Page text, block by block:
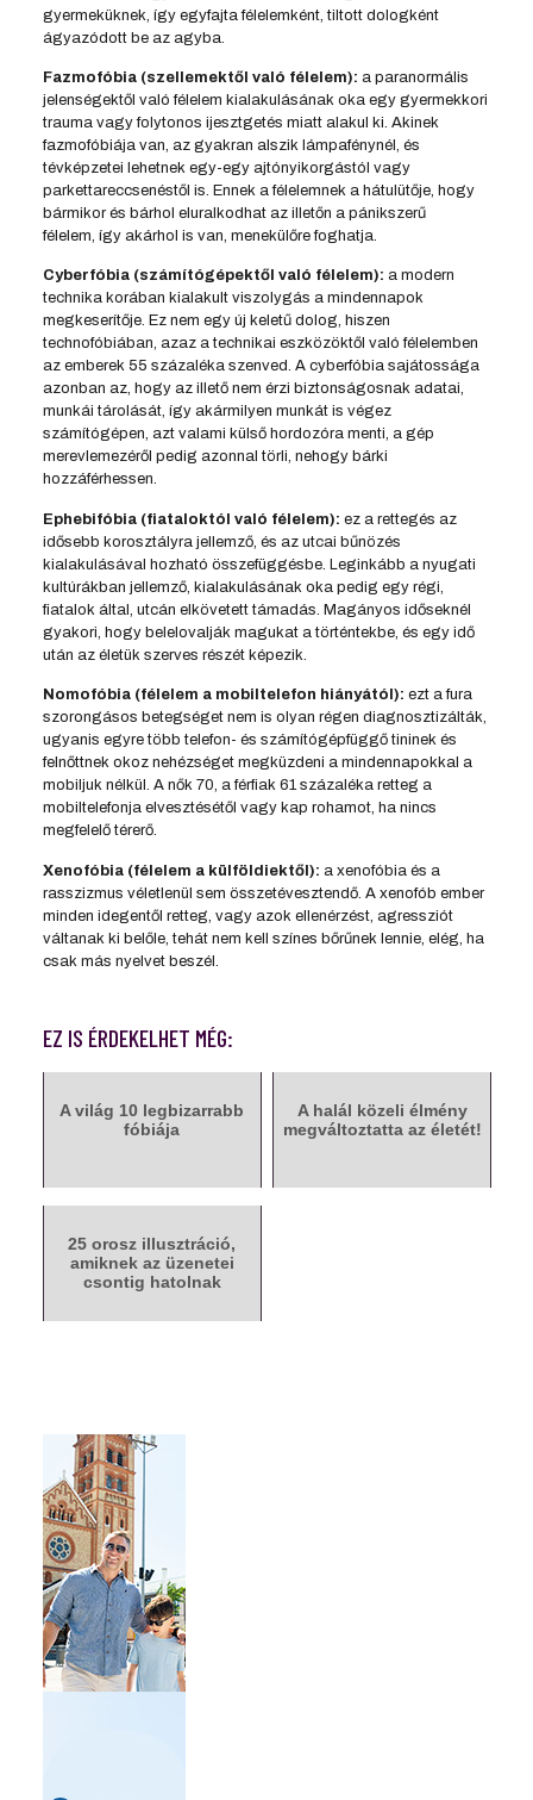
gyermeküknek, így egyfajta félelemként, tiltott dologként
ágyazódott be az agyba.
Fazmofóbia (szellemektől való félelem): a paranormális
jelenségektől való félelem kialakulásának oka egy gyermekkori
trauma vagy folytonos ijesztgetés miatt alakul ki. Akinek
fazmofóbiája van, az gyakran alszik lámpafénynél, és
tévképzetei lehetnek egy-egy ajtónyikorgástól vagy
parkettareccsenéstől is. Ennek a félelemnek a hátulütője, hogy
bármikor és bárhol eluralkodhat az illetőn a pánikszerű
félelem, így akárhol is van, menekülőre foghatja.
Cyberfóbia (számítógépektől való félelem): a modern
technika korában kialakult viszolygás a mindennapok
megkeserítője. Ez nem egy új keletű dolog, hiszen
technofóbiában, azaz a technikai eszközöktől való félelemben
az emberek 55 százaléka szenved. A cyberfóbia sajátossága
azonban az, hogy az illető nem érzi biztonságosnak adatai,
munkái tárolását, így akármilyen munkát is végez
számítógépen, azt valami külső hordozóra menti, a gép
merevlemezéről pedig azonnal törli, nehogy bárki
hozzáférhessen.
Ephebifóbia (fiataloktól való félelem): ez a rettegés az
idősebb korosztályra jellemző, és az utcai bűnözés
kialakulásával hozható összefüggésbe. Leginkább a nyugati
kultúrákban jellemző, kialakulásának oka pedig egy régi,
fiatalok által, utcán elkövetett támadás. Magányos időseknél
gyakori, hogy belelovalják magukat a történtekbe, és egy idő
után az életük szerves részét képezik.
Nomofóbia (félelem a mobiltelefon hiányától): ezt a fura
szorongásos betegséget nem is olyan régen diagnosztizálták,
ugyanis egyre több telefon- és számítógépfüggő tininek és
felnőttnek okoz nehézséget megküzdeni a mindennapokkal a
mobiljuk nélkül. A nők 70, a férfiak 61 százaléka retteg a
mobiltelefonja elvesztésétől vagy kap rohamot, ha nincs
megfelelő térerő.
Xenofóbia (félelem a külföldiektől): a xenofóbia és a
rasszizmus véletlenül sem összetévesztendő. A xenofób ember
minden idegentől retteg, vagy azok ellenérzést, agressziót
váltanak ki belőle, tehát nem kell színes bőrűnek lennie, elég, ha
csak más nyelvet beszél.
EZ IS ÉRDEKELHET MÉG:
A világ 10 legbizarrabb
fóbiája
A halál közeli élmény
megváltoztatta az életét!
25 orosz illusztráció,
amiknek az üzenetei
csontig hatolnak